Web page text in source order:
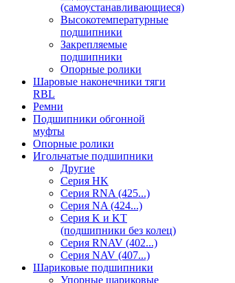
(самоустанавливающиеся)
Высокотемпературные
подшипники
Закрепляемые
подшипники
Опорные ролики
Шаровые наконечники тяги
RBL
Ремни
Подшипники обгонной
муфты
Опорные ролики
Игольчатые подшипники
Другие
Серия HK
Серия RNA (425...)
Серия NA (424...)
Серия K и KT
(подшипники без колец)
Серия RNAV (402...)
Серия NAV (407...)
Шариковые подшипники
Упорные шариковые